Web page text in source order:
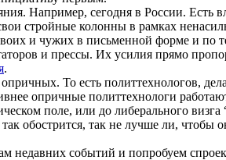
Например, сегодня в России. Есть
стройные колонны в рамках
и чужих в письменной форме и по
и прессы. Их усилия прямо
.
То есть политтехнологов,
опричные политтехнологи
поле, или до либерального визга
обострится, так не лучше ли, чтобы
недавних событий и попробуем